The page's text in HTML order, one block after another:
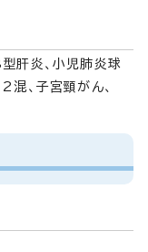
型肝炎、小児肺炎球
混、子宮頸がん、